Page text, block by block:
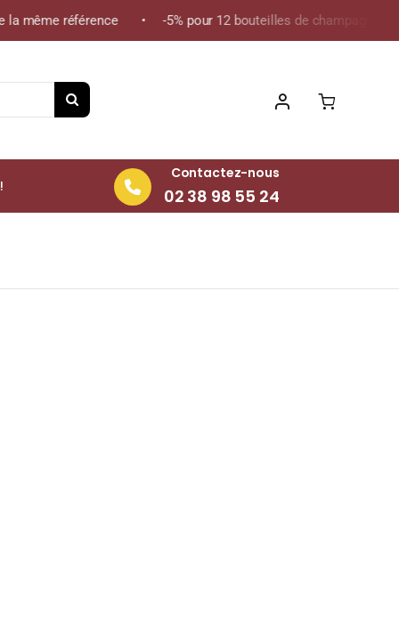
référence • -5% pour 12 bouteilles de champagne de la
Contactez-nous
02 38 98 55 24